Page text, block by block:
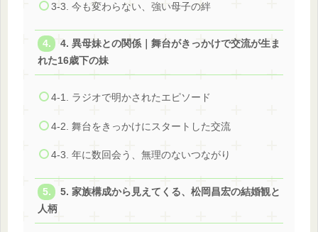
3-3. 今も変わらない、強い母子の絆
4. 異母妹との関係｜舞台がきっかけで交流が生ま
れた16歳下の妹
4-1. ラジオで明かされたエピソード
4-2. 舞台をきっかけにスタートした交流
4-3. 年に数回会う、無理のないつながり
5. 家族構成から見えてくる、松岡昌宏の結婚観と
人柄